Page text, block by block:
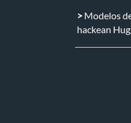
Modelos
hackean